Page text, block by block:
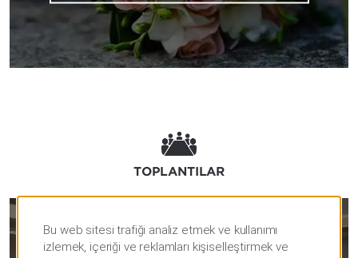
TOPLANTILAR VE ETKİNLİKLER
TOPLANTILAR
Bu web sitesi trafiği analiz etmek ve kullanımı
izlemek, içeriği ve reklamları kişiselleştirmek ve